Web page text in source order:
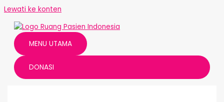
Lewati ke konten
MENU UTAMA
DONASI